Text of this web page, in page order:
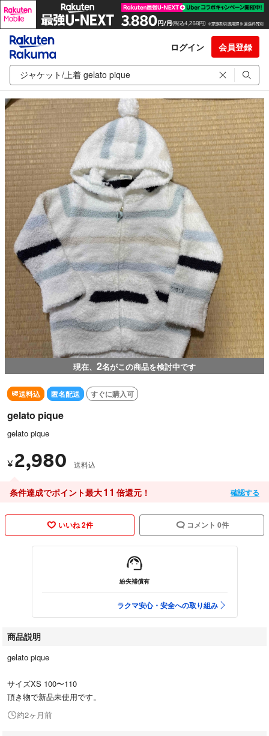
ログイン 会員登録
現在、 2名がこの商品を検討中です
送料込 匿名配送 すぐに購入可
gelato pique
gelato pique
¥ 2,980 送料込
条件達成でポイント最大11 倍還元！ 確認する
いいね 2件 コメント 0件
紛失補償有
ラクマ安心・安全への取り組み
商品説明
gelato pique
サイズXS 100〜110
頂き物で新品未使用です。
約2ヶ月前